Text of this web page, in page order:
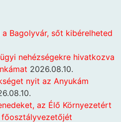
Bagolyvár, sőt kibérelheted
nehézségekre hivatkozva
2026.08.10.
nyit az Anyukám
az Élő Környezetért
főosztályvezetőjét